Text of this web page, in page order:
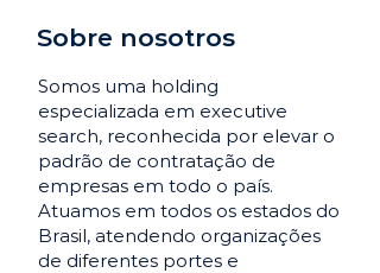
Sobre nosotros
Somos uma holding
especializada em executive
search, reconhecida por elevar o
padrão de contratação de
empresas em todo o país.
Atuamos em todos os estados do
Brasil, atendendo organizações
de diferentes portes e